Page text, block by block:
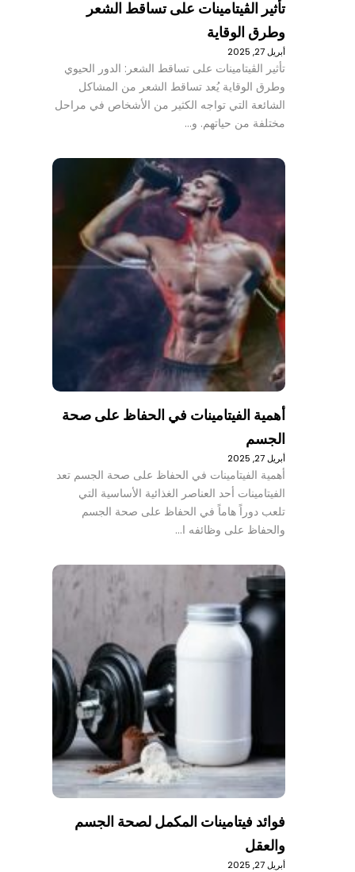
تأثير الڤيتامينات على تساقط الشعر
وطرق الوقاية
أبريل 27, 2025
تأثير الڤيتامينات على تساقط الشعر: الدور الحيوي
وطرق الوقاية يُعد تساقط الشعر من المشاكل
الشائعة التي تواجه الكثير من الأشخاص في مراحل
مختلفة من حياتهم. و…
أهمية الفيتامينات في الحفاظ على صحة
الجسم
أبريل 27, 2025
أهمية الفيتامينات في الحفاظ على صحة الجسم تعد
الفيتامينات أحد العناصر الغذائية الأساسية التي
تلعب دوراً هاماً في الحفاظ على صحة الجسم
والحفاظ على وظائفه ا…
فوائد فيتامينات المكمل لصحة الجسم
والعقل
أبريل 27, 2025